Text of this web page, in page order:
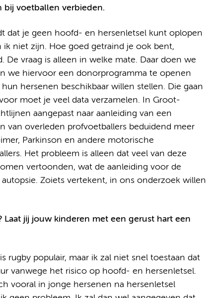
bij voetballen verbieden.
dat je geen hoofd- en hersenletsel kunt oplopen
ik niet zijn. Hoe goed getraind je ook bent,
vraag is alleen in welke mate. Daar doen we
we hiervoor een donorprogramma te openen
hersenen beschikbaar willen stellen. Die gaan
moet je veel data verzamelen. In Groot-
aangepast naar aanleiding van een
van overleden profvoetballers beduidend meer
Parkinson en andere motorische
Het probleem is alleen dat veel van deze
vertoonden, wat de aanleiding voor de
Zoiets vertekent, in ons onderzoek willen
Laat jij jouw kinderen met een gerust hart een
rugby populair, maar ik zal niet snel toestaan dat
vanwege het risico op hoofd- en hersenletsel.
vooral in jonge hersenen na hersenletsel